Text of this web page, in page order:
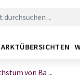
von Ba ...